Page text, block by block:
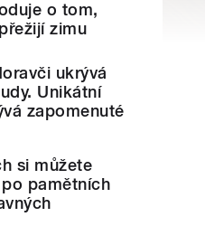
o tom,
zimu
ukrývá
Unikátní
zapomenuté
si můžete
pamětních